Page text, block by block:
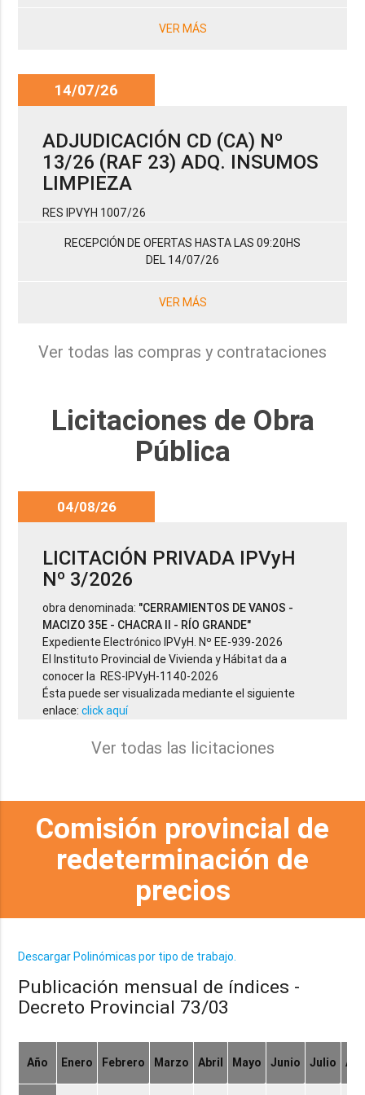
VER MÁS
14/07/26
ADJUDICACIÓN CD (CA) Nº
13/26 (RAF 23) ADQ. INSUMOS
LIMPIEZA
RES IPVYH 1007/26
RECEPCIÓN DE OFERTAS HASTA LAS 09:20HS
DEL 14/07/26
VER MÁS
Ver todas las compras y contrataciones
Licitaciones de Obra
Pública
04/08/26
LICITACIÓN PRIVADA IPVyH
Nº 3/2026
obra denominada: "CERRAMIENTOS DE VANOS -
MACIZO 35E - CHACRA II - RÍO GRANDE"
Expediente Electrónico IPVyH. Nº EE-939-2026
El Instituto Provincial de Vivienda y Hábitat da a
conocer la RES-IPVyH-1140-2026
Ésta puede ser visualizada mediante el siguiente
enlace:click aquí
Ver todas las licitaciones
Comisión provincial de
redeterminación de
precios
Descargar Polinómicas por tipo de trabajo.
Publicación mensual de índices -
Decreto Provincial 73/03
Año Enero Febrero Marzo Abril Mayo Junio Julio